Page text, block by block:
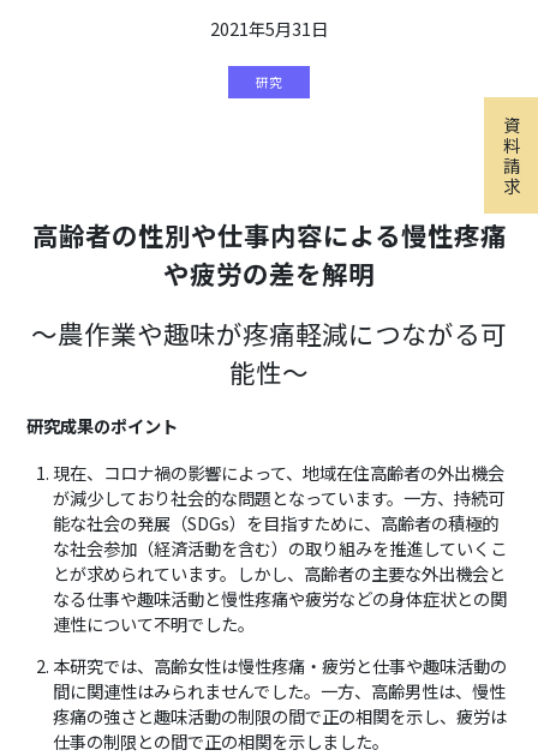
資
料
請
求
2021年5月31日
研究
高齢者の性別や仕事内容による慢性疼痛
や疲労の差を解明
～農作業や趣味が疼痛軽減につながる可
能性～
研究成果のポイント
現在、コロナ禍の影響によって、地域在住高齢者の外出機会
が減少しており社会的な問題となっています。一方、持続可
能な社会の発展（SDGs）を目指すために、高齢者の積極的
な社会参加（経済活動を含む）の取り組みを推進していくこ
とが求められています。しかし、高齢者の主要な外出機会と
なる仕事や趣味活動と慢性疼痛や疲労などの身体症状との関
連性について不明でした。
本研究では、高齢女性は慢性疼痛・疲労と仕事や趣味活動の
間に関連性はみられませんでした。一方、高齢男性は、慢性
疼痛の強さと趣味活動の制限の間で正の相関を示し、疲労は
仕事の制限との間で正の相関を示しました。